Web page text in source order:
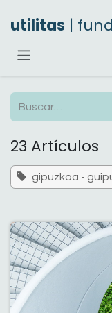
utilitas |
23 Artículos
gipuzkoa -